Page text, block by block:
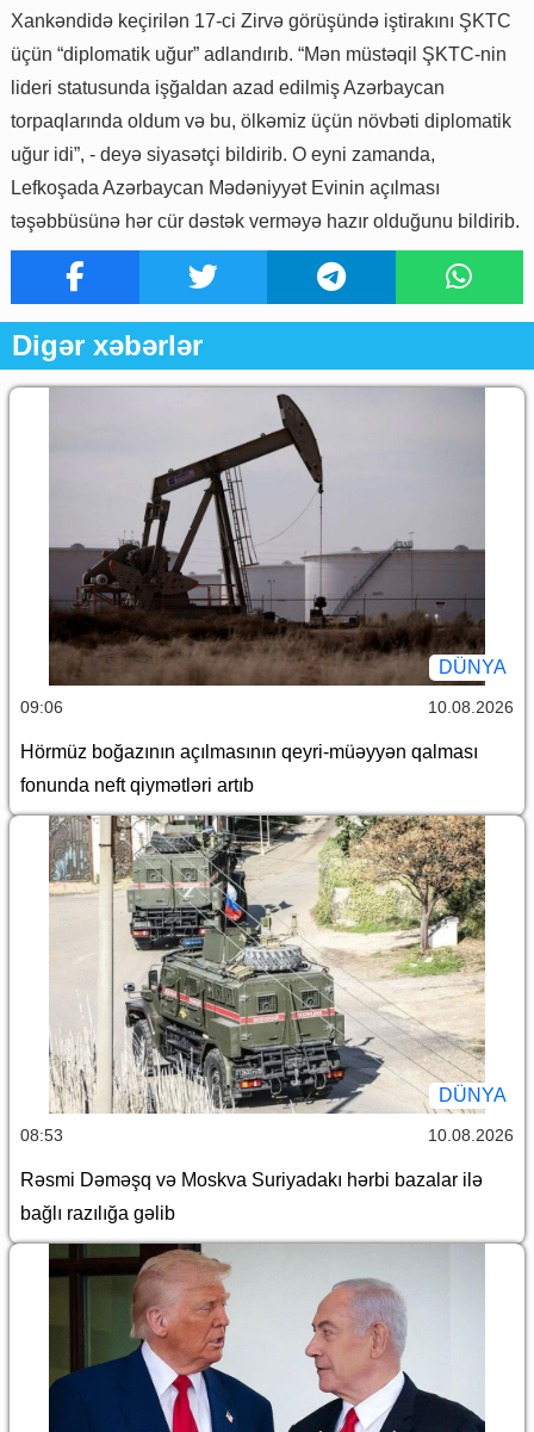
Xankəndidə keçirilən 17-ci Zirvə görüşündə iştirakını ŞKTC
üçün “diplomatik uğur” adlandırıb. “Mən müstəqil ŞKTC-nin
lideri statusunda işğaldan azad edilmiş Azərbaycan
torpaqlarında oldum və bu, ölkəmiz üçün növbəti diplomatik
uğur idi”, - deyə siyasətçi bildirib. O eyni zamanda,
Lefkoşada Azərbaycan Mədəniyyət Evinin açılması
təşəbbüsünə hər cür dəstək verməyə hazır olduğunu bildirib.
Digər xəbərlər
DÜNYA
09:06 10.08.2026
Hörmüz boğazının açılmasının qeyri-müəyyən qalması
fonunda neft qiymətləri artıb
DÜNYA
08:53 10.08.2026
Rəsmi Dəməşq və Moskva Suriyadakı hərbi bazalar ilə
bağlı razılığa gəlib